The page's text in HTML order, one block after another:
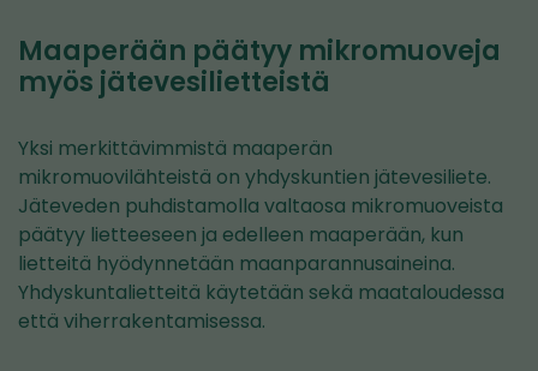
Maaperään päätyy mikromuoveja
myös jätevesilietteistä
Yksi merkittävimmistä maaperän
mikromuovilähteistä on yhdyskuntien jätevesiliete.
Jäteveden puhdistamolla valtaosa mikromuoveista
päätyy lietteeseen ja edelleen maaperään, kun
lietteitä hyödynnetään maanparannusaineina.
Yhdyskuntalietteitä käytetään sekä maataloudessa
että viherrakentamisessa.